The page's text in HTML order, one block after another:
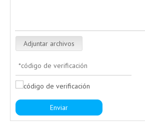
Adjuntar archivos
Enviar